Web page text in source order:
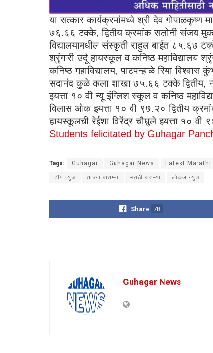
या सत्कार कार्यक्रमांमध्ये श्री देव गोपाळकृष्ण
७६.६६ टक्के, द्वितीय क्रमांक सलोनी संजय
विद्यालयामधील संस्कृती राहुल बाईत ८५.६७
श्रृंगारी उर्दू हायस्कूल व कनिष्ठ
कनिष्ठ महाविद्यालय, पाटपन्हाळे रिया
सदानंद कुळे कला शाखा ७५.६६ टक्के द्वितीय,
इयत्ता १० वी न्यू इंग्लिश स्कूल व कनिष्ठ
विलास ओक इयत्ता १० वी ९७.२० द्वितीय
हायस्कूलची रेईशा विरेंद्र चौघुले इयत्ता १० वी
Students felicitated by Guhagar
Tags: Guhagar Guhagar News Latest Marathi
टॉप न्युज ताज्या बातम्या मराठी बातम्या लोकल न्युज
Share 78
Guhagar News